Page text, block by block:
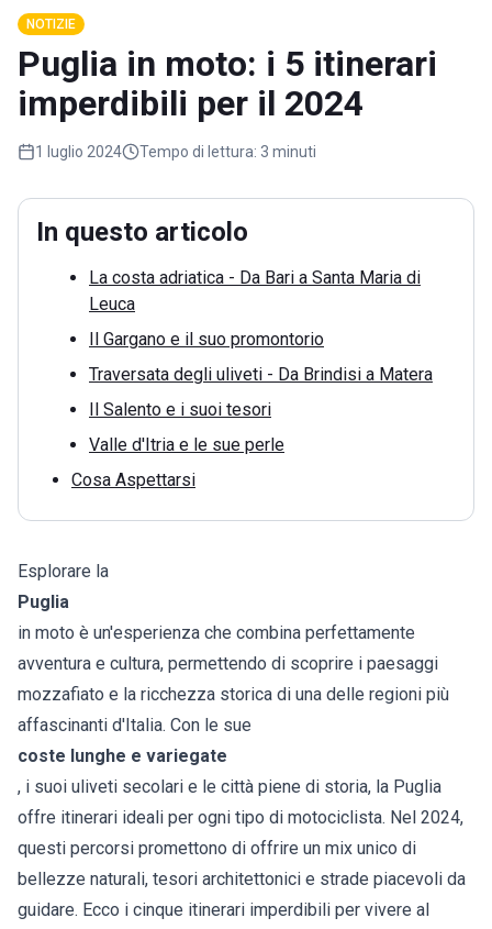
NOTIZIE
Puglia in moto: i 5 itinerari
imperdibili per il 2024
1 luglio 2024 Tempo di lettura: 3 minuti
In questo articolo
La costa adriatica - Da Bari a Santa Maria di
Leuca
Il Gargano e il suo promontorio
Traversata degli uliveti - Da Brindisi a Matera
Il Salento e i suoi tesori
Valle d'Itria e le sue perle
Cosa Aspettarsi
Esplorare la
Puglia
in moto è un'esperienza che combina perfettamente
avventura e cultura, permettendo di scoprire i paesaggi
mozzafiato e la ricchezza storica di una delle regioni più
affascinanti d'Italia. Con le sue
coste lunghe e variegate
, i suoi uliveti secolari e le città piene di storia, la Puglia
offre itinerari ideali per ogni tipo di motociclista. Nel 2024,
questi percorsi promettono di offrire un mix unico di
bellezze naturali, tesori architettonici e strade piacevoli da
guidare. Ecco i cinque itinerari imperdibili per vivere al